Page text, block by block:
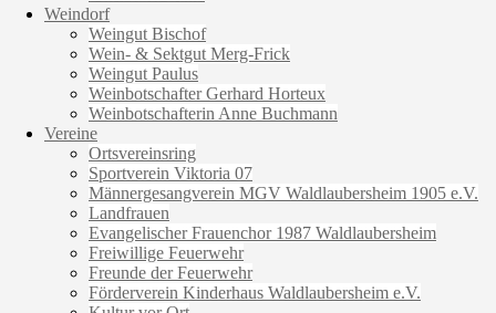
Weindorf
Weingut Bischof
Wein- & Sektgut Merg-Frick
Weingut Paulus
Weinbotschafter Gerhard Horteux
Weinbotschafterin Anne Buchmann
Vereine
Ortsvereinsring
Sportverein Viktoria 07
Männergesangverein MGV Waldlaubersheim 1905 e.V.
Landfrauen
Evangelischer Frauenchor 1987 Waldlaubersheim
Freiwillige Feuerwehr
Freunde der Feuerwehr
Förderverein Kinderhaus Waldlaubersheim e.V.